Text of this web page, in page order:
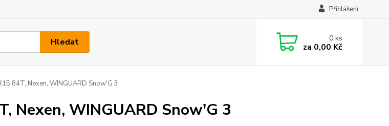
Přihlášení
Hledat 0ks
za 0,00 Kč
84T, Nexen, WINGUARD Snow'G 3
Nexen, WINGUARD Snow'G 3